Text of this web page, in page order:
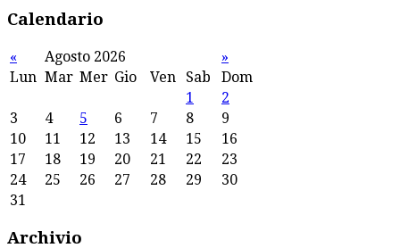
Calendario
« Agosto 2026
»
Lun Mar Mer Gio Ven Sab
Dom
1
2
3
4 5 6 7 8
9
10
11 12 13 14 15
16
17
18 19 20 21 22
23
24
25 26 27 28 29
30
31
Archivio